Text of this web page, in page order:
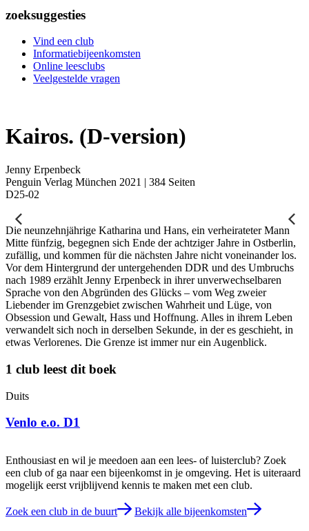
zoeksuggesties
Vind een club
Informatiebijeenkomsten
Online leesclubs
Veelgestelde vragen
Kairos. (D-version)
Jenny Erpenbeck
Penguin Verlag München 2021 | 384 Seiten
D25-02
Die neunzehnjährige Katharina und Hans, ein verheirateter Mann
Mitte fünfzig, begegnen sich Ende der achtziger Jahre in Ostberlin,
zufällig, und kommen für die nächsten Jahre nicht voneinander los.
Vor dem Hintergrund der untergehenden DDR und des Umbruchs
nach 1989 erzählt Jenny Erpenbeck in ihrer unverwechselbaren
Sprache von den Abgründen des Glücks – vom Weg zweier
Liebender im Grenzgebiet zwischen Wahrheit und Lüge, von
Obsession und Gewalt, Hass und Hoffnung. Alles in ihrem Leben
verwandelt sich noch in derselben Sekunde, in der es geschieht, in
etwas Verlorenes. Die Grenze ist immer nur ein Augenblick.
1 club leest dit boek
Duits
Venlo e.o. D1
Enthousiast en wil je meedoen aan een lees- of luisterclub? Zoek
een club of ga naar een bijeenkomst in je omgeving. Het is uiteraard
mogelijk eerst vrijblijvend kennis te maken met een club.
Zoek een club in de buurt Bekijk alle bijeenkomsten